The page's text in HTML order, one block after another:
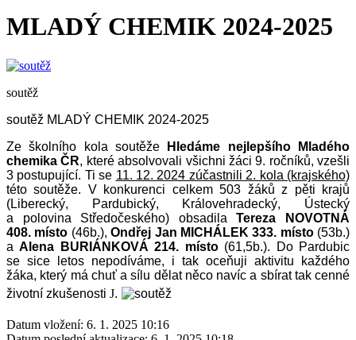
MLADÝ CHEMIK 2024-2025
soutěž
soutěž MLADÝ CHEMIK 2024-2025
Ze školního kola soutěže
Hledáme nejlepšího Mladého
chemika ČR, které absolvovali všichni žáci 9. ročníků, vzešli
3 postupující. Ti se 11. 12. 2024 zúčastnili 2. kola (krajského)
této soutěže. V konkurenci celkem 503 žáků z pěti krajů
(Liberecký, Pardubický, Královehradecký, Ústecký
a polovina Středočeského) obsadilaTereza NOVOTNÁ
408. místo (46b.),Ondřej Jan MICHÁLEK 333. místo(53b.)
aAlena BURIÁNKOVÁ 214. místo(61,5b.). Do Pardubic
se sice letos nepodíváme, i tak oceňuji aktivitu každého
žáka, který má chuť a sílu dělat něco navíc a sbírat tak cenné
životní zkušenosti J.
Datum vložení: 6. 1. 2025 10:16